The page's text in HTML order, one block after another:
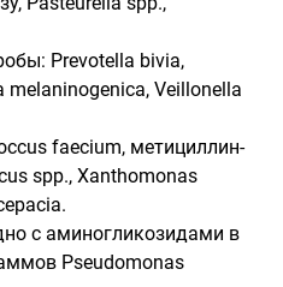
Prevotella bivia,
melaninogenica, Veillonella
faecium, метициллин-
spp., Xanthomonas
с аминогликозидами в
Pseudomonas